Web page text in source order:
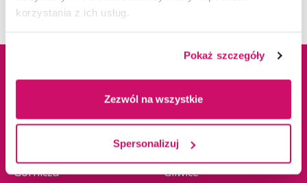
korzystania z ich usług.
Pokaż szczegóły
Zezwól na wszystkie
Spersonalizuj
Górnicza
Dąbrowa Górnicza
Gliwice